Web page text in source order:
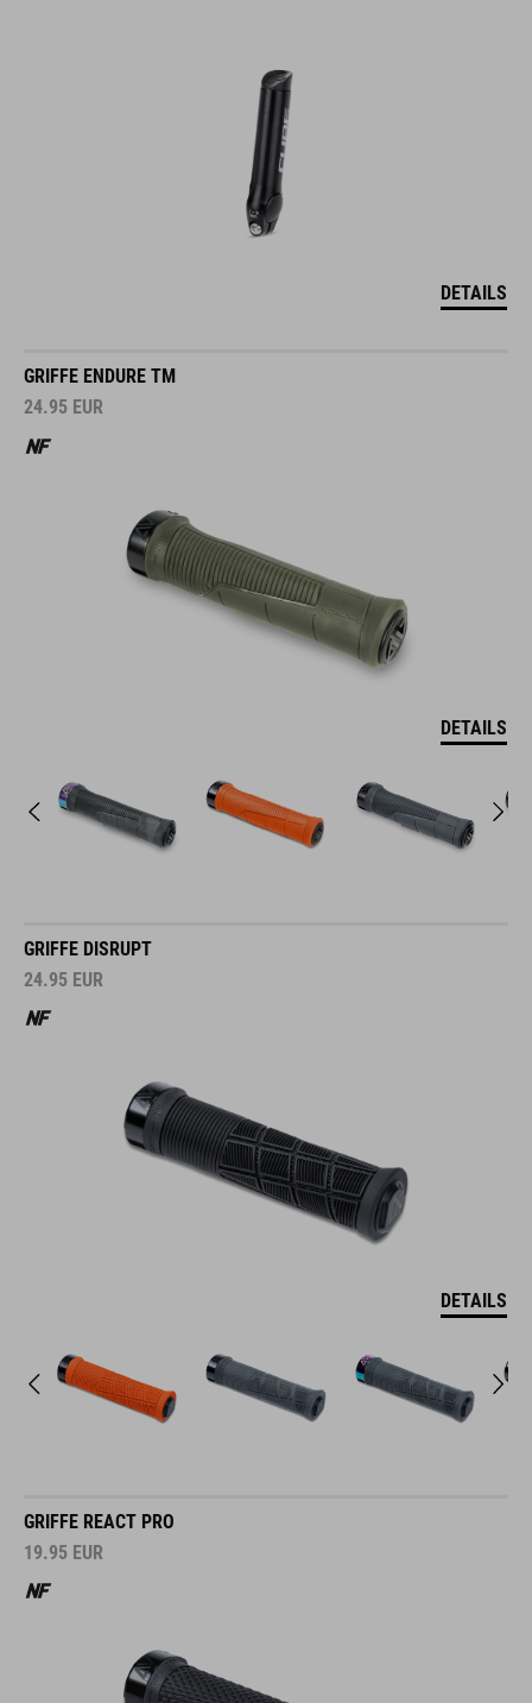
DETAILS
GRIFFE ENDURE TM
24.95 EUR
DETAILS
GRIFFE DISRUPT
24.95 EUR
DETAILS
GRIFFE REACT PRO
19.95 EUR